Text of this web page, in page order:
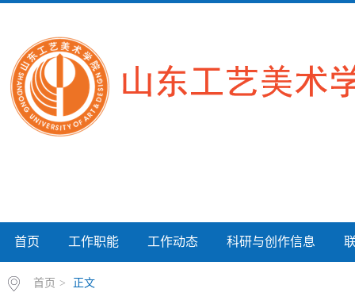
首页 工作职能 工作动态 科研与创作信息
首页 > 正文